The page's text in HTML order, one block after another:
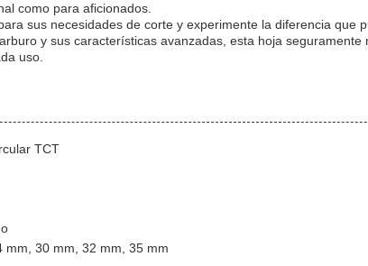
como para aficionados.
sus necesidades de corte y experimente la diferencia que
y sus características avanzadas, esta hoja
uso.
TCT
mm, 30 mm, 32 mm, 35 mm